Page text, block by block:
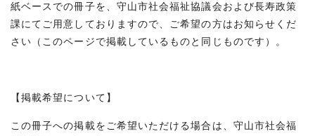
紙ベースでの冊子を、守山市社会福祉協議会および長寿政策
課にてご用意しておりますので、ご希望の方はお知らせくだ
さい（このページで掲載しているものと同じものです）。
【掲載希望について】
この冊子への掲載をご希望いただける場合は、守山市社会福